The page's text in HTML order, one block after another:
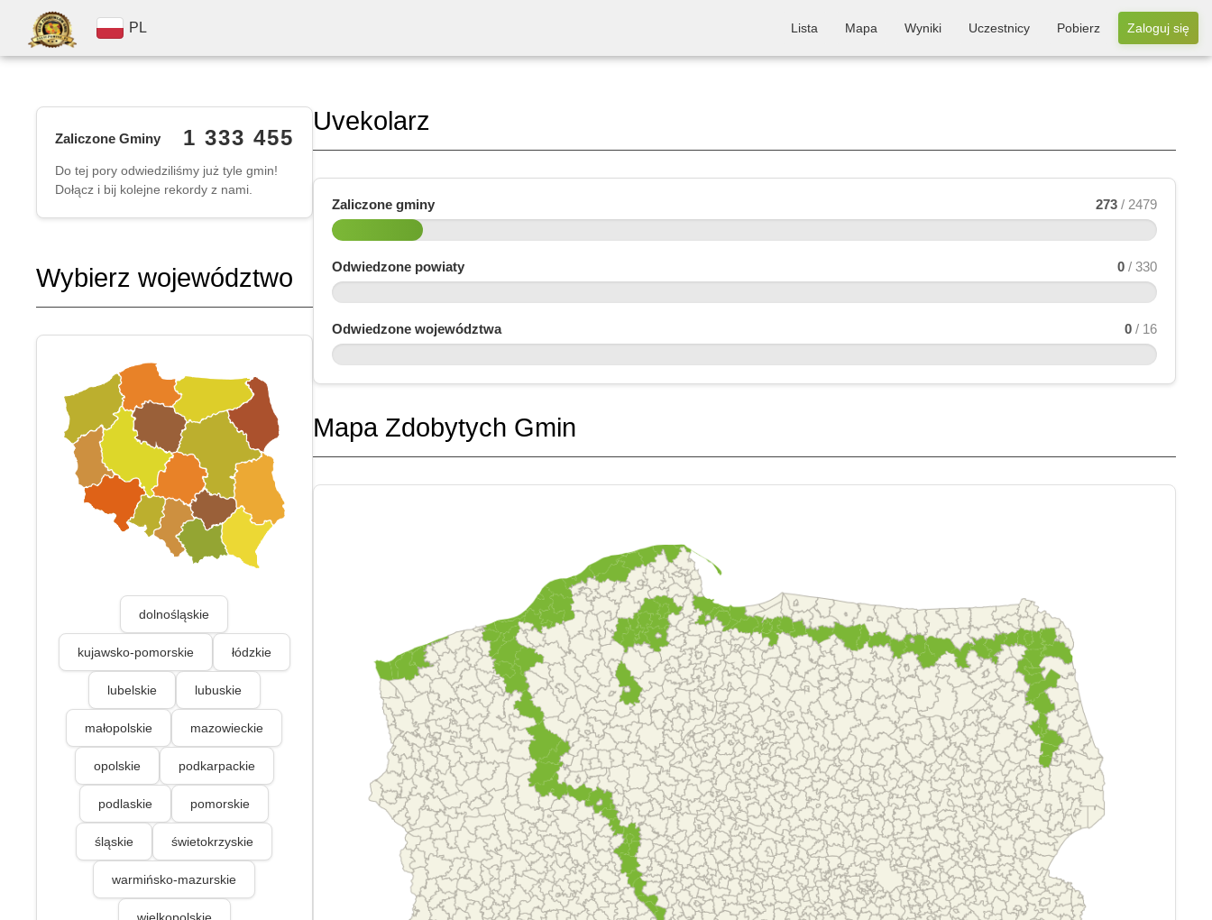
PL Lista Mapa Wyniki Uczestnicy Pobierz Zaloguj się
Zaliczone Gminy 1 333 455
Do tej pory odwiedziliśmy już tyle gmin!
Dołącz i bij kolejne rekordy z nami.
Wybierz województwo
dolnośląskie
kujawsko-pomorskie łódzkie
lubelskie lubuskie
małopolskie mazowieckie
opolskie podkarpackie
podlaskie pomorskie
śląskie świetokrzyskie
warmińsko-mazurskie
wielkopolskie
Uvekolarz
Zaliczone gminy 273 / 2479
Odwiedzone powiaty 0 / 330
Odwiedzone województwa 0 / 16
Mapa Zdobytych Gmin